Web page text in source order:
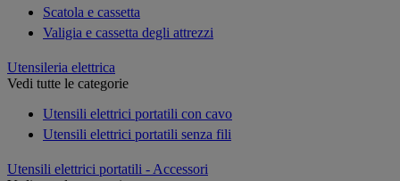
Scatola e cassetta
Valigia e cassetta degli attrezzi
Utensileria elettrica
Vedi tutte le categorie
Utensili elettrici portatili con cavo
Utensili elettrici portatili senza fili
Utensili elettrici portatili - Accessori